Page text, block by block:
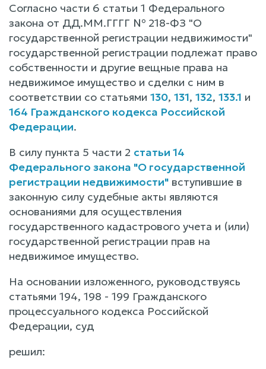
Согласно части 6 статьи 1 Федерального
закона от ДД.ММ.ГГГГ № 218-ФЗ "О
государственной регистрации недвижимости"
государственной регистрации подлежат право
собственности и другие вещные права на
недвижимое имущество и сделки с ним в
соответствии со статьями 130, 131, 132, 133.1 и
164 Гражданского кодекса Российской
Федерации.
В силу пункта 5 части 2 статьи 14
Федерального закона "О государственной
регистрации недвижимости" вступившие в
законную силу судебные акты являются
основаниями для осуществления
государственного кадастрового учета и (или)
государственной регистрации прав на
недвижимое имущество.
На основании изложенного, руководствуясь
статьями 194, 198 - 199 Гражданского
процессуального кодекса Российской
Федерации, суд
решил: